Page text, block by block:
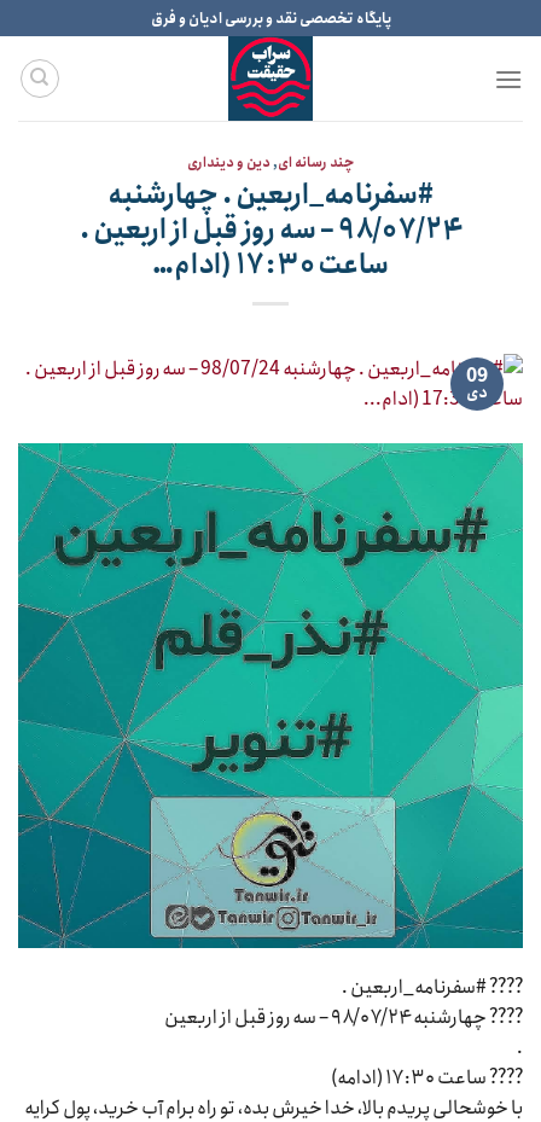
to
content
پایگاه تخصصی نقد و بررسی ادیان و فرق
چند رسانه ای,دین و دینداری
#سفرنامه_اربعین . چهارشنبه
۹۸/۰۷/۲۴ – سه روز قبل از اربعین .
ساعت ۱۷:۳۰ (ادام…
09
دی
???? #سفرنامه_اربعین .
???? چهارشنبه ۹۸/۰۷/۲۴ – سه روز قبل از اربعین
.
???? ساعت ۱۷:۳۰ (ادامه)
با خوشحالی پریدم بالا، خدا خیرش بده، تو راه برام آب خرید، پول کرایه